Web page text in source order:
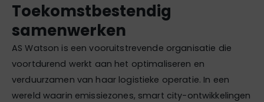
Toekomstbestendig
samenwerken
AS Watson is een vooruitstrevende organisatie die
voortdurend werkt aan het optimaliseren en
verduurzamen van haar logistieke operatie. In een
wereld waarin emissiezones, smart city-ontwikkelingen